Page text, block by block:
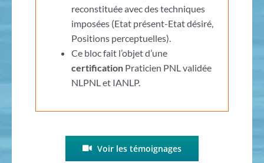
reconstituée avec des techniques
imposées (Etat présent-Etat désiré,
Positions perceptuelles).
Ce bloc fait l’objet d’une
certificationPraticien PNL validée
NLPNL et IANLP.
Voir les témoignages